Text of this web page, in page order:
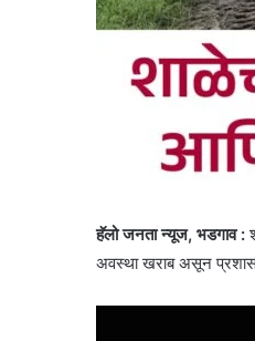
हॅलो जनता न्यूज, भडगाव :
अवस्था खराब असून